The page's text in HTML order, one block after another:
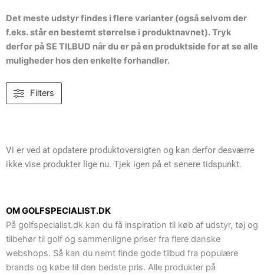
Det meste udstyr findes i flere varianter (også selvom der
f.eks. står en bestemt størrelse i produktnavnet). Tryk
derfor på SE TILBUD når du er på en produktside for at se alle
muligheder hos den enkelte forhandler.
Filters
Vi er ved at opdatere produktoversigten og kan derfor desværre
ikke vise produkter lige nu. Tjek igen på et senere tidspunkt.
OM GOLFSPECIALIST.DK
På golfspecialist.dk kan du få inspiration til køb af udstyr, tøj og
tilbehør til golf og sammenligne priser fra flere danske
webshops. Så kan du nemt finde gode tilbud fra populære
brands og købe til den bedste pris. Alle produkter på